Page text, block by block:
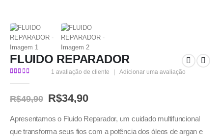
FLUIDO REPARADOR
1 avaliação de cliente Adicionar uma avaliação
R$49,90 R$34,90
Apresentamos o Fluido Reparador, um cuidado multifuncional
que transforma seus fios com a potência dos óleos de argan e